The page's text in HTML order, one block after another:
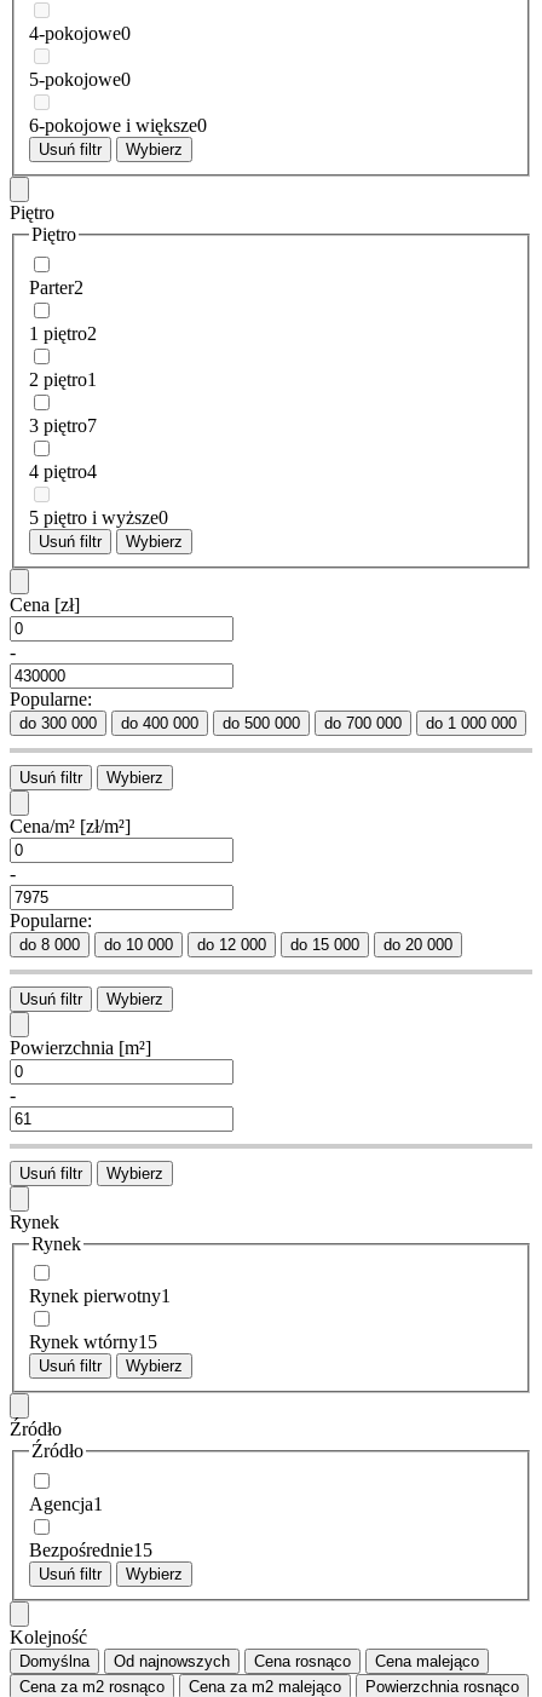
4-pokojowe0
5-pokojowe0
6-pokojowe i większe0
Usuń filtr Wybierz
Piętro
Piętro
Parter2
1 piętro2
2 piętro1
3 piętro7
4 piętro4
5 piętro i wyższe0
Usuń filtr Wybierz
Cena [zł]
-
Popularne:
do 300 000 do 400 000 do 500 000 do 700 000 do 1 000 000
Usuń filtr Wybierz
Cena/m² [zł/m²]
-
Popularne:
do 8 000 do 10 000 do 12 000 do 15 000 do 20 000
Usuń filtr Wybierz
Powierzchnia [m²]
-
Usuń filtr Wybierz
Rynek
Rynek
Rynek pierwotny1
Rynek wtórny15
Usuń filtr Wybierz
Źródło
Źródło
Agencja1
Bezpośrednie15
Usuń filtr Wybierz
Kolejność
Domyślna Od najnowszych Cena rosnąco Cena malejąco
Cena za m2 rosnąco Cena za m2 malejąco Powierzchnia rosnąco